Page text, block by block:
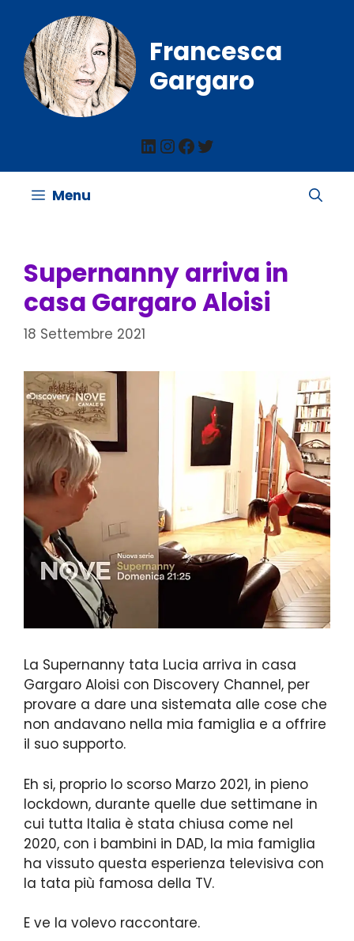
contenuto
Francesca
Gargaro
LinkedIn
Instagram
Facebook
Twitter
Menu
Supernanny arriva in
casa Gargaro Aloisi
18 Settembre 2021
La Supernanny tata Lucia arriva in casa
Gargaro Aloisi con Discovery Channel, per
provare a dare una sistemata alle cose che
non andavano nella mia famiglia e a offrire
il suo supporto.
Eh si, proprio lo scorso Marzo 2021, in pieno
lockdown, durante quelle due settimane in
cui tutta Italia è stata chiusa come nel
2020, con i bambini in DAD, la mia famiglia
ha vissuto questa esperienza televisiva con
la tata più famosa della TV.
E ve la volevo raccontare.